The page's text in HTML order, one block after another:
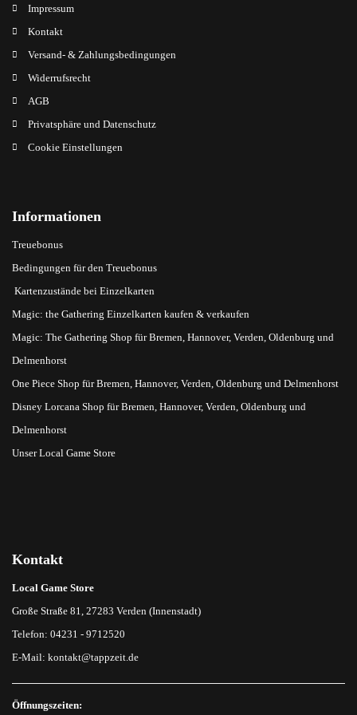
Impressum
Kontakt
Versand- & Zahlungsbedingungen
Widerrufsrecht
AGB
Privatsphäre und Datenschutz
Cookie Einstellungen
Informationen
Treuebonus
Bedingungen für den Treuebonus
Kartenzustände bei Einzelkarten
Magic: the Gathering Einzelkarten kaufen & verkaufen
Magic: The Gathering Shop für Bremen, Hannover, Verden, Oldenburg und
Delmenhorst
One Piece Shop für Bremen, Hannover, Verden, Oldenburg und Delmenhorst
Disney Lorcana Shop für Bremen, Hannover, Verden, Oldenburg und
Delmenhorst
Unser Local Game Store
Kontakt
Local Game Store
Große Straße 81, 27283 Verden (Innenstadt)
Telefon: 04231 - 9712520
E-Mail: kontakt@tappzeit.de
Öffnungszeiten: